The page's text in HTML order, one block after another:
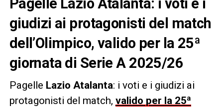
giudizi ai protagonisti del match
dell’Olimpico, valido per la 25ª
giornata di Serie A 2025/26
Pagelle Lazio Atalanta: i voti e i giudizi ai
protagonisti del match, valido per la 25ª